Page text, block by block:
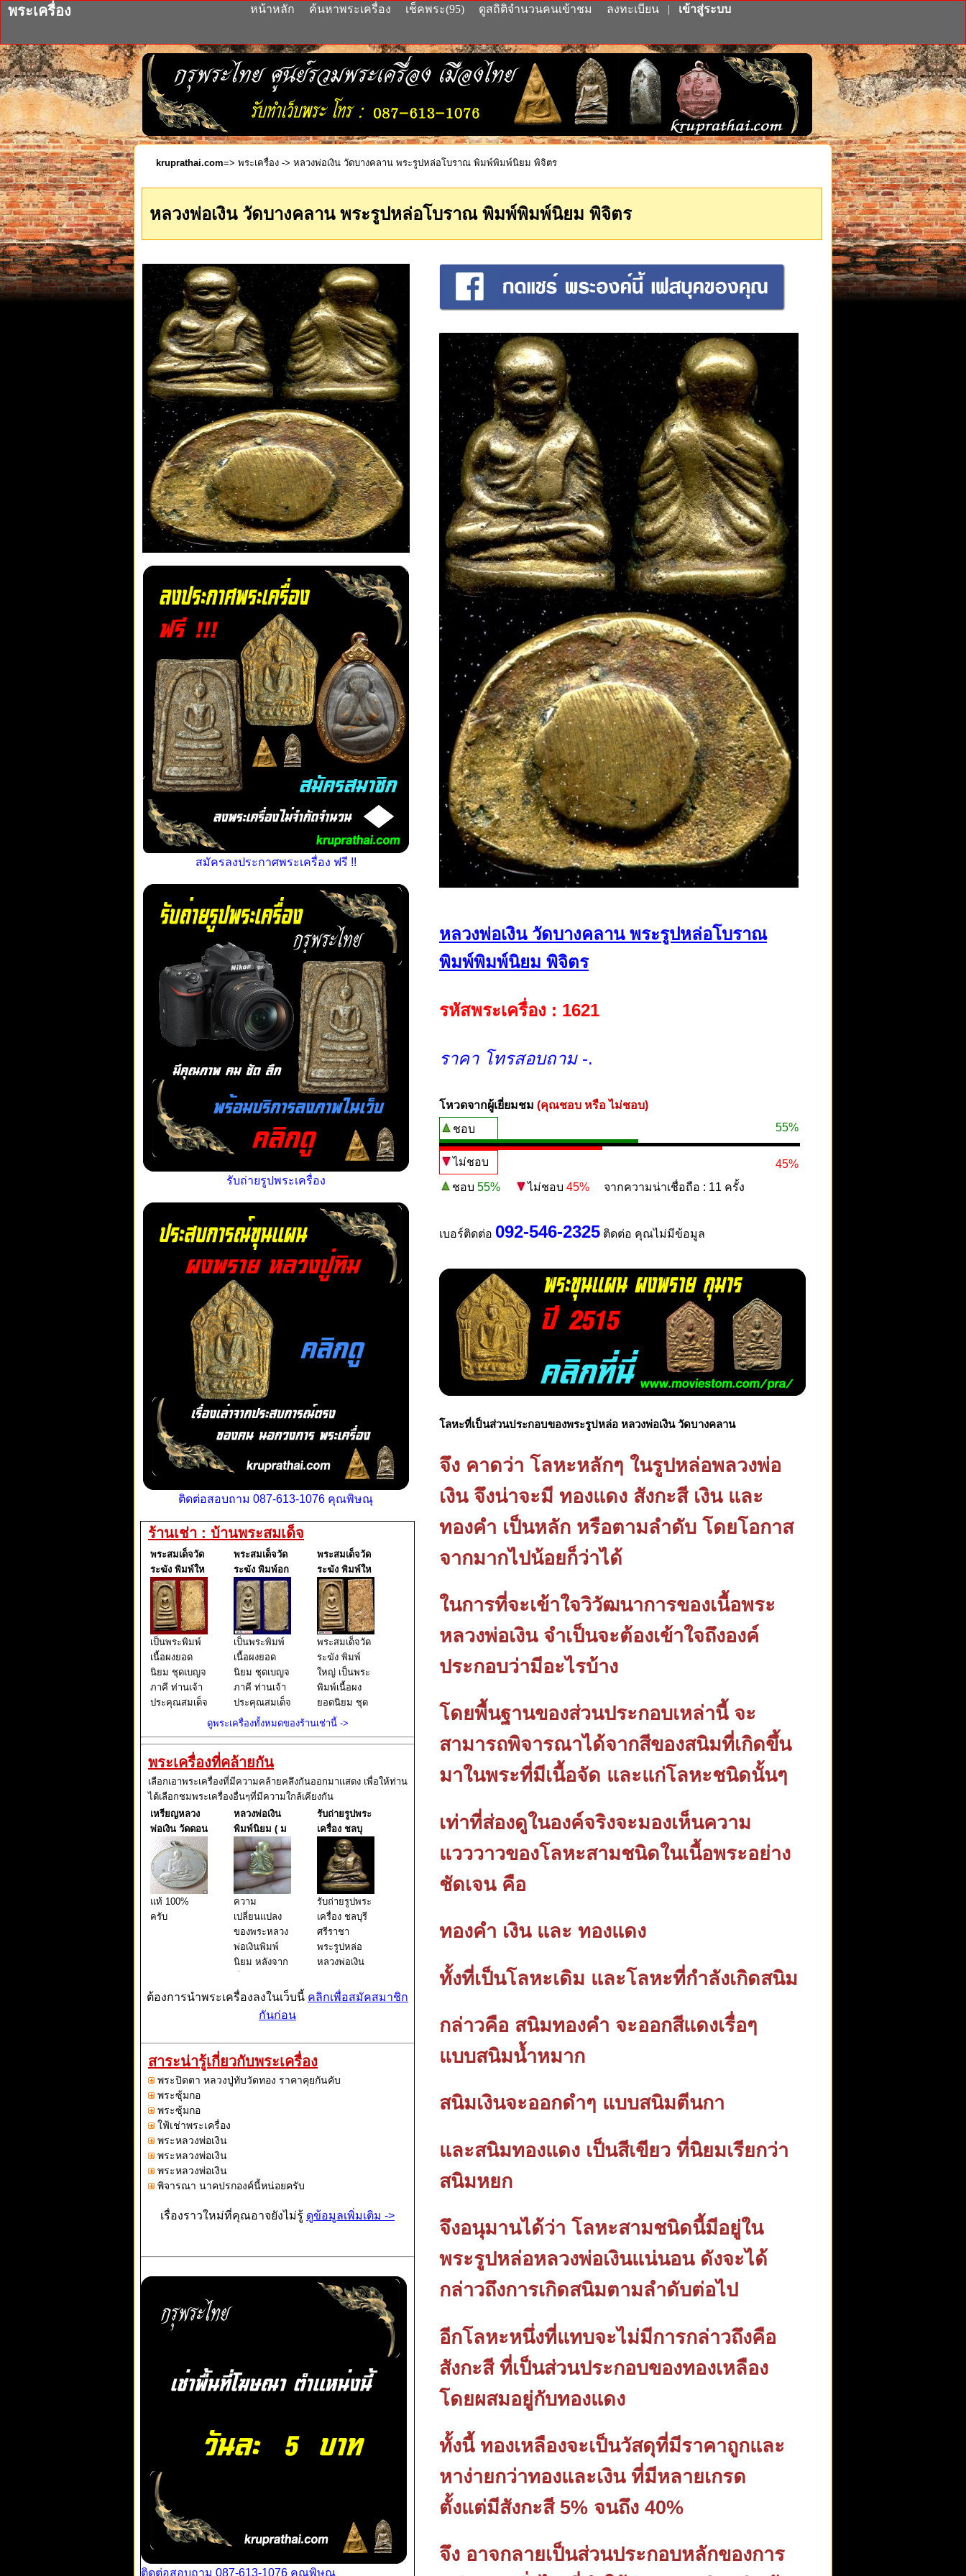
พระเครื่อง หน้าหลัก ค้นหาพระเครื่อง เช็คพระ(95) ดูสถิติจำนวนคนเข้าชม ลงทะเบียน | เข้าสู่ระบบ
kruprathai.com=> พระเครื่อง -> หลวงพ่อเงิน วัดบางคลาน พระรูปหล่อโบราณ พิมพ์พิมพ์นิยม พิจิตร
หลวงพ่อเงิน วัดบางคลาน พระรูปหล่อโบราณ พิมพ์พิมพ์นิยม พิจิตร
สมัครลงประกาศพระเครื่อง ฟรี !!
รับถ่ายรูปพระเครื่อง
ติดต่อสอบถาม 087-613-1076 คุณพิษณุ
ร้านเช่า : บ้านพระสมเด็จ
พระสมเด็จวัด
ระฆัง พิมพ์ให
เป็นพระพิมพ์
เนื้อผงยอด
นิยม ชุดเบญจ
ภาคี ท่านเจ้า
ประคุณสมเด็จ
รังษี) วัดระฆัง
โฆสิตาราม
วรมหาวิหาร
แขวงศิริราช
เขต
บางกอกน้อย
กรุงเทพ
พระสมเด็จวัด
ระฆัง พิมพ์อก
เป็นพระพิมพ์
เนื้อผงยอด
นิยม ชุดเบญจ
ภาคี ท่านเจ้า
ประคุณสมเด็จ
พระพุฒาจาร
รังษี) วัดระฆัง
โฆสิตาราม
วรมหาวิหาร
แขวงศิริราช
เขต
บางกอกน้อย
กรุงเทพ
พระสมเด็จวัด
ระฆัง พิมพ์ให
พระสมเด็จวัด
ระฆัง พิมพ์
ใหญ่ เป็นพระ
พิมพ์เนื้อผง
ยอดนิยม ชุด
เบญจภาคี
ประคุณสมเด็จ
ย์ (โต พรหม
รังษี) วัดระฆัง
โฆสิตาราม
วรมหาวิหาร
แขวงศิ
ดูพระเครื่องทั้งหมดของร้านเช่านี้ ->
พระเครื่องที่คล้ายกัน
เลือกเอาพระเครื่องที่มีความคล้ายคลึงกันออกมาแสดง เพื่อให้ท่าน
ได้เลือกชมพระเครื่องอื่นๆที่มีความใกล้เคียงกัน
เหรียญหลวง
พ่อเงิน วัดดอน
แท้ 100%
ครับ
หลวงพ่อเงิน
พิมพ์นิยม ( ม
ความ
เปลี่ยนแปลง
ของพระหลวง
พ่อเงินพิมพ์
นิยม หลังจาก
ล้างครับ
รับถ่ายรูปพระ
เครื่อง ชลบุ
รับถ่ายรูปพระ
เครื่อง ชลบุรี
ศรีราชา
พระรูปหล่อ
หลวงพ่อเงิน
มองหาร้าน
สามารถใช้
บริการถ่ายรูป
ต้องการนำพระเครื่องลงในเว็บนี้ คลิกเพื่อสมัคสมาชิก
กันก่อน
สาระน่ารู้เกี่ยวกับพระเครื่อง
พระปิดตา หลวงปู่ทับวัดทอง ราคาคุยกันคับ
พระซุ้มกอ
พระซุ้มกอ
ใฟ้เช่าพระเครื่อง
พระหลวงพ่อเงิน
พระหลวงพ่อเงิน
พระหลวงพ่อเงิน
พิจารณา นาคปรกองค์นี้หน่อยครับ
เรื่องราวใหม่ที่คุณอาจยังไม่รู้ ดูข้อมูลเพิ่มเติม ->
ติดต่อสอบถาม 087-613-1076 คุณพิษณุ
หลวงพ่อเงิน วัดบางคลาน พระรูปหล่อโบราณ
พิมพ์พิมพ์นิยม พิจิตร
รหัสพระเครื่อง : 1621
ราคา โทรสอบถาม-.
โหวดจากผู้เยี่ยมชม (คุณชอบ หรือ ไม่ชอบ)
ชอบ
55%
ไม่ชอบ
45%
ชอบ 55% ไม่ชอบ 45% จากความน่าเชื่อถือ : 11 ครั้ง
เบอร์ติดต่อ 092-546-2325 ติดต่อ คุณไม่มีข้อมูล
โลหะที่เป็นส่วนประกอบของพระรูปหล่อ หลวงพ่อเงิน วัดบางคลาน
จึง คาดว่า โลหะหลักๆ ในรูปหล่อพลวงพ่อ
เงิน จึงน่าจะมี ทองแดง สังกะสี เงิน และ
ทองคำ เป็นหลัก หรือตามลำดับ โดยโอกาส
จากมากไปน้อยก็ว่าได้
ในการที่จะเข้าใจวิวัฒนาการของเนื้อพระ
หลวงพ่อเงิน จำเป็นจะต้องเข้าใจถึงองค์
ประกอบว่ามีอะไรบ้าง
โดยพื้นฐานของส่วนประกอบเหล่านี้ จะ
สามารถพิจารณาได้จากสีของสนิมที่เกิดขึ้น
มาในพระที่มีเนื้อจัด และแก่โลหะชนิดนั้นๆ
เท่าที่ส่องดูในองค์จริงจะมองเห็นความ
แวววาวของโลหะสามชนิดในเนื้อพระอย่าง
ชัดเจน คือ
ทองคำ เงิน และ ทองแดง
ทั้งที่เป็นโลหะเดิม และโลหะที่กำลังเกิดสนิม
กล่าวคือ สนิมทองคำ จะออกสีแดงเรื่อๆ
แบบสนิมน้ำหมาก
สนิมเงินจะออกดำๆ แบบสนิมตีนกา
และสนิมทองแดง เป็นสีเขียว ที่นิยมเรียกว่า
สนิมหยก
จึงอนุมานได้ว่า โลหะสามชนิดนี้มีอยู่ใน
พระรูปหล่อหลวงพ่อเงินแน่นอน ดังจะได้
กล่าวถึงการเกิดสนิมตามลำดับต่อไป
อีกโลหะหนึ่งที่แทบจะไม่มีการกล่าวถึงคือ
สังกะสี ที่เป็นส่วนประกอบของทองเหลือง
โดยผสมอยู่กับทองแดง
ทั้งนี้ ทองเหลืองจะเป็นวัสดุที่มีราคาถูกและ
หาง่ายกว่าทองและเงิน ที่มีหลายเกรด
ตั้งแต่มีสังกะสี 5% จนถึง 40%
จึง อาจกลายเป็นส่วนประกอบหลักของการ